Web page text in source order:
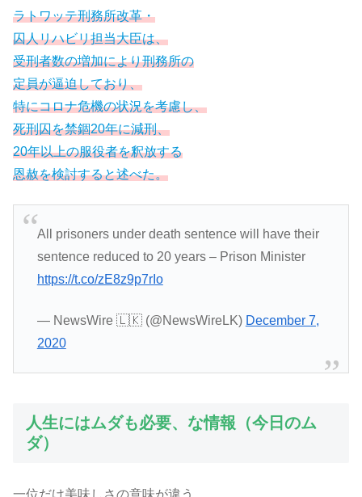
ラトワッテ刑務所改革・
囚人リハビリ担当大臣は、
受刑者数の増加により刑務所の
定員が逼迫しており、
特にコロナ危機の状況を考慮し、
死刑囚を禁錮20年に減刑、
20年以上の服役者を釈放する
恩赦を検討すると述べた。
All prisoners under death sentence will have their
sentence reduced to 20 years – Prison Minister
https://t.co/zE8z9p7rIo
— NewsWire 🇱🇰 (@NewsWireLK) December 7,
2020
人生にはムダも必要、な情報（今日のム
ダ）